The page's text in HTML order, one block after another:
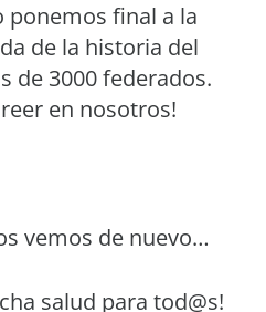
ponemos final a la
de la historia del
de 3000 federados.
en nosotros!
vemos de nuevo…
salud para tod@s!